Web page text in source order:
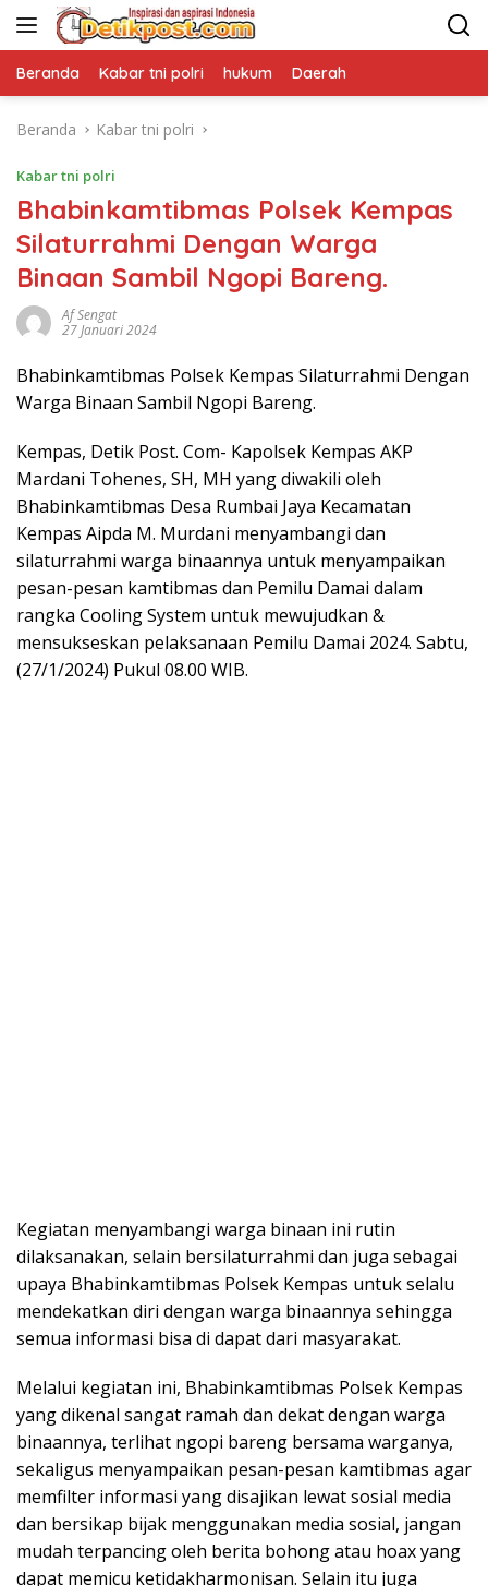
Langsung
Beranda Kabar tni polri hukum Daerah
Beranda Kabar tni polri
Kabar tni polri
Bhabinkamtibmas Polsek Kempas
Silaturrahmi Dengan Warga
Binaan Sambil Ngopi Bareng.
Af Sengat
27 Januari 2024
Bhabinkamtibmas Polsek Kempas Silaturrahmi Dengan
Warga Binaan Sambil Ngopi Bareng.
Kempas, Detik Post. Com- Kapolsek Kempas AKP
Mardani Tohenes, SH, MH yang diwakili oleh
Bhabinkamtibmas Desa Rumbai Jaya Kecamatan
Kempas Aipda M. Murdani menyambangi dan
silaturrahmi warga binaannya untuk menyampaikan
pesan-pesan kamtibmas dan Pemilu Damai dalam
rangka Cooling System untuk mewujudkan &
mensukseskan pelaksanaan Pemilu Damai 2024. Sabtu,
(27/1/2024) Pukul 08.00 WIB.
Kegiatan menyambangi warga binaan ini rutin
dilaksanakan, selain bersilaturrahmi dan juga sebagai
upaya Bhabinkamtibmas Polsek Kempas untuk selalu
mendekatkan diri dengan warga binaannya sehingga
semua informasi bisa di dapat dari masyarakat.
Melalui kegiatan ini, Bhabinkamtibmas Polsek Kempas
yang dikenal sangat ramah dan dekat dengan warga
binaannya, terlihat ngopi bareng bersama warganya,
sekaligus menyampaikan pesan-pesan kamtibmas agar
memfilter informasi yang disajikan lewat sosial media
dan bersikap bijak menggunakan media sosial, jangan
mudah terpancing oleh berita bohong atau hoax yang
dapat memicu ketidakharmonisan. Selain itu juga